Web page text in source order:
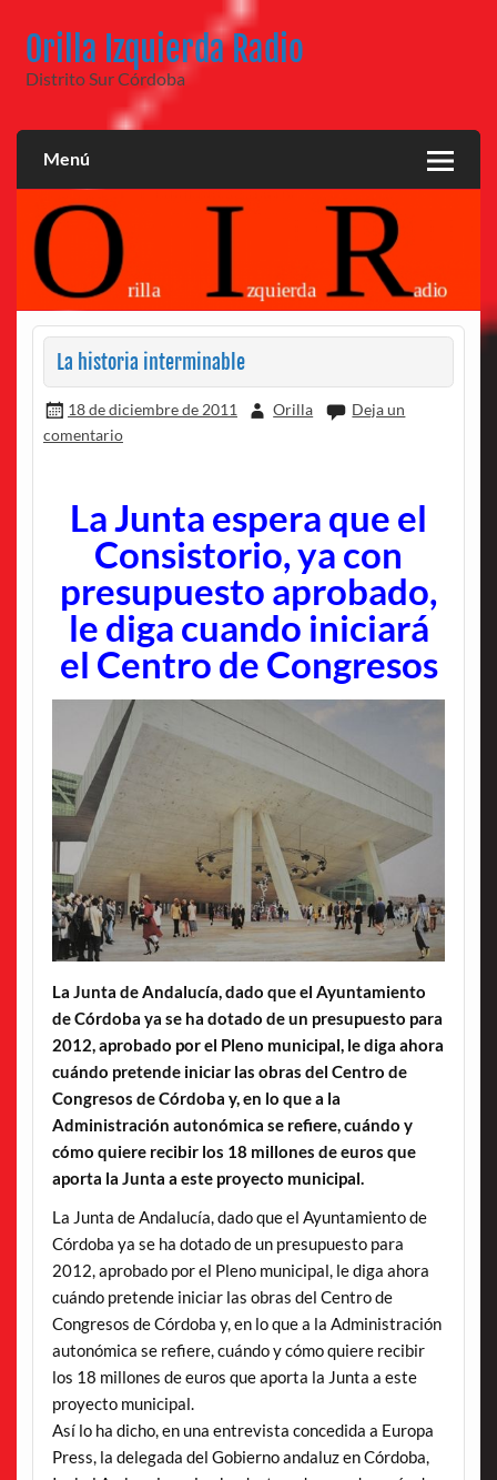
contenido
Orilla Izquierda Radio
Distrito Sur Córdoba
Menú
La historia interminable
18 de diciembre de 2011 Orilla
Deja un
comentario
La Junta espera que el
Consistorio, ya con
presupuesto aprobado,
le diga cuando iniciará
el Centro de Congresos
La Junta de Andalucía, dado que el Ayuntamiento
de Córdoba ya se ha dotado de un presupuesto para
2012, aprobado por el Pleno municipal, le diga ahora
cuándo pretende iniciar las obras del Centro de
Congresos de Córdoba y, en lo que a la
Administración autonómica se refiere, cuándo y
cómo quiere recibir los 18 millones de euros que
aporta la Junta a este proyecto municipal.
La Junta de Andalucía, dado que el Ayuntamiento de
Córdoba ya se ha dotado de un presupuesto para
2012, aprobado por el Pleno municipal, le diga ahora
cuándo pretende iniciar las obras del Centro de
Congresos de Córdoba y, en lo que a la Administración
autonómica se refiere, cuándo y cómo quiere recibir
los 18 millones de euros que aporta la Junta a este
proyecto municipal.
Así lo ha dicho, en una entrevista concedida a Europa
Press, la delegada del Gobierno andaluz en Córdoba,